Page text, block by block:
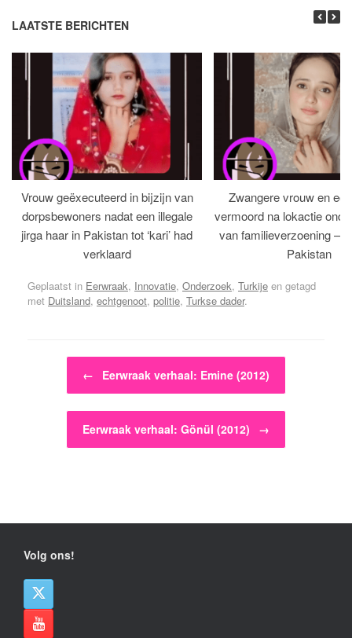
LAATSTE BERICHTEN
Vrouw geëxecuteerd in bijzijn van
dorpsbewoners nadat een illegale
jirga haar in Pakistan tot ‘kari’ had
verklaard
Zwangere vrouw en
vermoord na lokactie
van familieverzoening –
Pakistan
Geplaatst in Eerwraak, Innovatie, Onderzoek, Turkije en getagd
met Duitsland, echtgenoot, politie, Turkse dader.
Bericht navigatie
← Eerwraak verhaal: Emine (2012)
Eerwraak verhaal: Gönül (2012) →
Volg ons!